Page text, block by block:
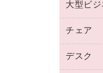
トナ
コピ
イン
プロ
ハガ
その
マウ
パソ
ネッ
メモ
プロ
ファ
ブル
ＣＤ
ＣＤ
大型ビ
プリ
チェア
応接
デスク